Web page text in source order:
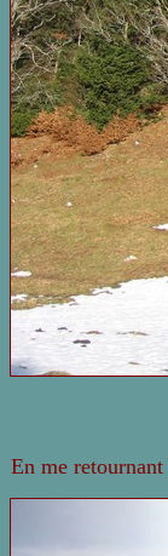
En me